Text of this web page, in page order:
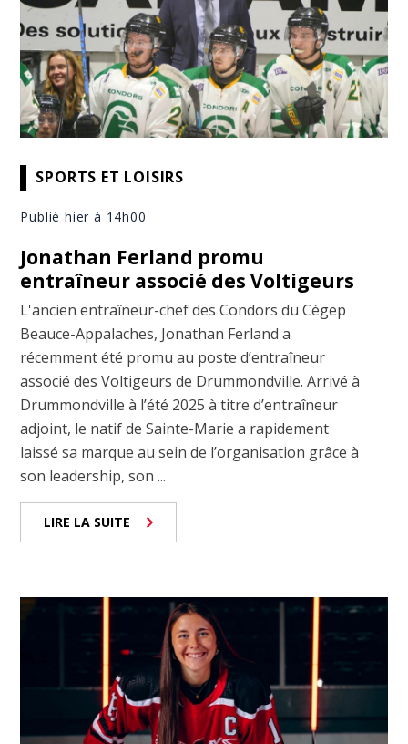
SPORTS ET LOISIRS
Publié hier à 14h00
Jonathan Ferland promu
entraîneur associé des Voltigeurs
L'ancien entraîneur-chef des Condors du Cégep
Beauce-Appalaches, Jonathan Ferland a
récemment été promu au poste d’entraîneur
associé des Voltigeurs de Drummondville. Arrivé à
Drummondville à l’été 2025 à titre d’entraîneur
adjoint, le natif de Sainte-Marie a rapidement
laissé sa marque au sein de l’organisation grâce à
son leadership, son ...
LIRE LA SUITE